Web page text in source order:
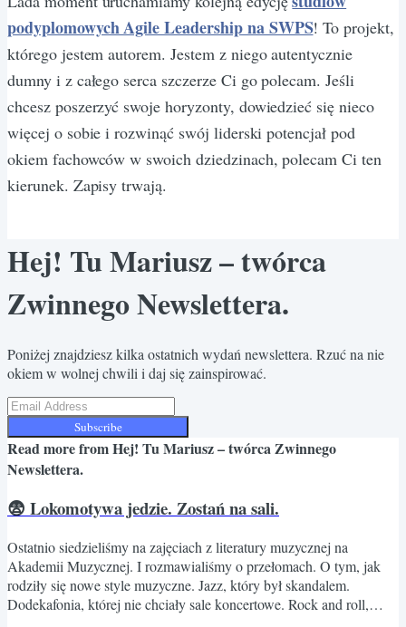
podyplomowych Agile Leadership na SWPS! To projekt,
którego jestem autorem. Jestem z niego autentycznie
dumny i z całego serca szczerze Ci go polecam. Jeśli
chcesz poszerzyć swoje horyzonty, dowiedzieć się nieco
więcej o sobie i rozwinąć swój liderski potencjał pod
okiem fachowców w swoich dziedzinach, polecam Ci ten
kierunek. Zapisy trwają.
Hej! Tu Mariusz – twórca
Zwinnego Newslettera.
Poniżej znajdziesz kilka ostatnich wydań newslettera. Rzuć na nie
okiem w wolnej chwili i daj się zainspirować.
Subscribe
Read more fromHej! Tu Mariusz – twórca Zwinnego
Newslettera.
😨 Lokomotywa jedzie. Zostań na sali.
Ostatnio siedzieliśmy na zajęciach z literatury muzycznej na
Akademii Muzycznej. I rozmawialiśmy o przełomach. O tym, jak
rodziły się nowe style muzyczne. Jazz, który był skandalem.
Dodekafonia, której nie chciały sale koncertowe. Rock and roll,